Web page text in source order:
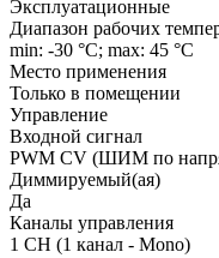
Эксплуатационные
Диапазон рабочих
min: -30 °C; max: 45 °C
Место применения
Только в помещении
Управление
Входной сигнал
PWM СV (ШИМ по
Диммируемый(ая)
Да
Каналы управления
1 CH (1 канал - Mono)